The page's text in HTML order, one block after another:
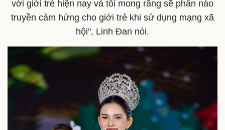
Hậu trường
với giới trẻ hiện nay và tôi mong rằng sẽ phần nào
truyền cảm hứng cho giới trẻ khi sử dụng mạng xã
hội", Linh Đan nói.